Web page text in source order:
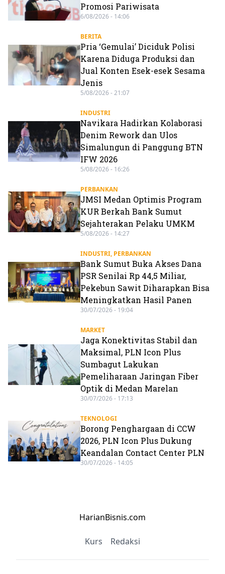
Promosi Pariwisata
6/08/2026 - 14:06
BERITA
Pria ‘Gemulai’ Diciduk Polisi
Karena Diduga Produksi dan
Jual Konten Esek-esek Sesama
Jenis
5/08/2026 - 21:07
INDUSTRI
Navikara Hadirkan Kolaborasi
Denim Rework dan Ulos
Simalungun di Panggung BTN
IFW 2026
5/08/2026 - 16:26
PERBANKAN
JMSI Medan Optimis Program
KUR Berkah Bank Sumut
Sejahterakan Pelaku UMKM
5/08/2026 - 14:27
INDUSTRI, PERBANKAN
Bank Sumut Buka Akses Dana
PSR Senilai Rp 44,5 Miliar,
Pekebun Sawit Diharapkan Bisa
Meningkatkan Hasil Panen
30/07/2026 - 19:04
MARKET
Jaga Konektivitas Stabil dan
Maksimal, PLN Icon Plus
Sumbagut Lakukan
Pemeliharaan Jaringan Fiber
Optik di Medan Marelan
30/07/2026 - 17:13
TEKNOLOGI
Borong Penghargaan di CCW
2026, PLN Icon Plus Dukung
Keandalan Contact Center PLN
30/07/2026 - 14:05
HarianBisnis.com
Kurs Redaksi